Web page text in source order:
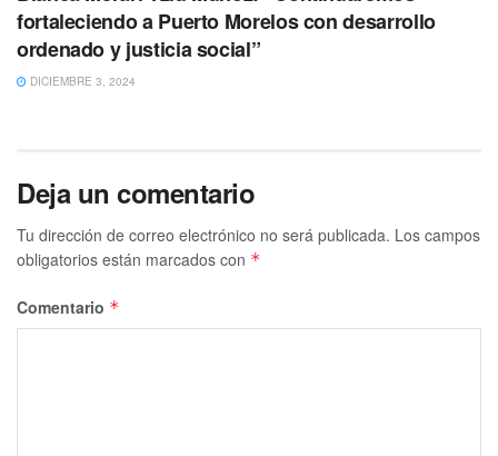
fortaleciendo a Puerto Morelos con desarrollo
ordenado y justicia social”
DICIEMBRE 3, 2024
Deja un comentario
Tu dirección de correo electrónico no será publicada. Los campos
obligatorios están marcados con *
Comentario *